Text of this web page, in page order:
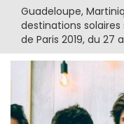
Guadeloupe,
destinations
de Paris 2019, du 27